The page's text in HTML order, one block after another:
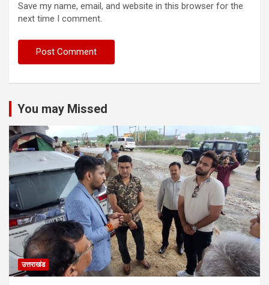
Save my name, email, and website in this browser for the
next time I comment.
You may Missed
उत्तराखंड